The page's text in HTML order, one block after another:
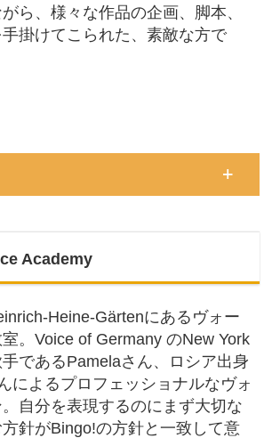
ら、様々な作品の企画、脚本、
掛けてこられた、素敵な方で
Academy
Heine-Gärtenにあるヴォー
。Voice of Germany のNew York
であるPamelaさん、ロシア出身
によるプロフェッショナルなヴォ
自分を表現するのにまず大切な
方針がBingo!の方針と一致して意